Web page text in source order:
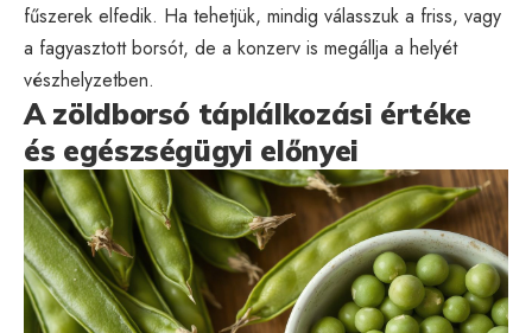
fűszerek elfedik. Ha tehetjük, mindig válasszuk a friss, vagy
a fagyasztott borsót, de a konzerv is megállja a helyét
vészhelyzetben.
A zöldborsó táplálkozási értéke
és egészségügyi előnyei